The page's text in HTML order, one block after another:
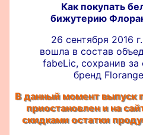
Как покупать
бижутерию
26 сентября 2016
вошла в состав
fabeLic, сохранив
бренд
В данный момент выпуск
приостановлен и на
скидками остатки